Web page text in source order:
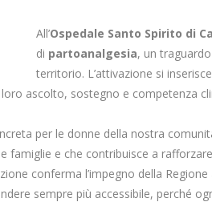
All’Ospedale Santo Spirito di
di partoanalgesia, un
territorio. L’attivazione si
ascolto, sostegno e competenza
per le donne della nostra
famiglie e che contribuisce a
conferma l’impegno della
sempre più accessibile, perché